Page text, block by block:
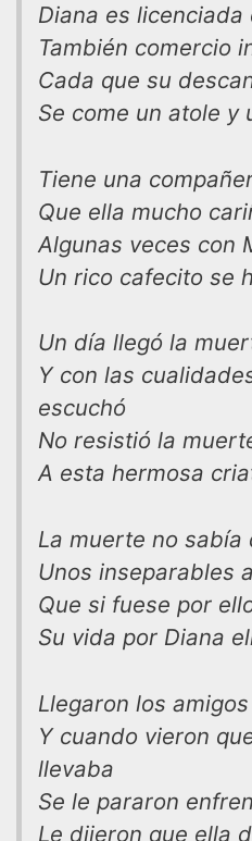
Diana es licenciada
También comercio
Cada que su
Se come un atole y
Tiene una
Que ella mucho
Algunas veces con
Un rico cafecito se
Un día llegó la
Y con las
escuchó
No resistió la
A esta hermosa
La muerte no sabía
Unos inseparables
Que si fuese por
Su vida por Diana
Llegaron los
Y cuando vieron
llevaba
Se le pararon
Le dijeron que ella